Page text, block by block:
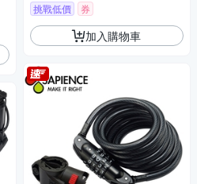
挑戰低價
券
加入購物車